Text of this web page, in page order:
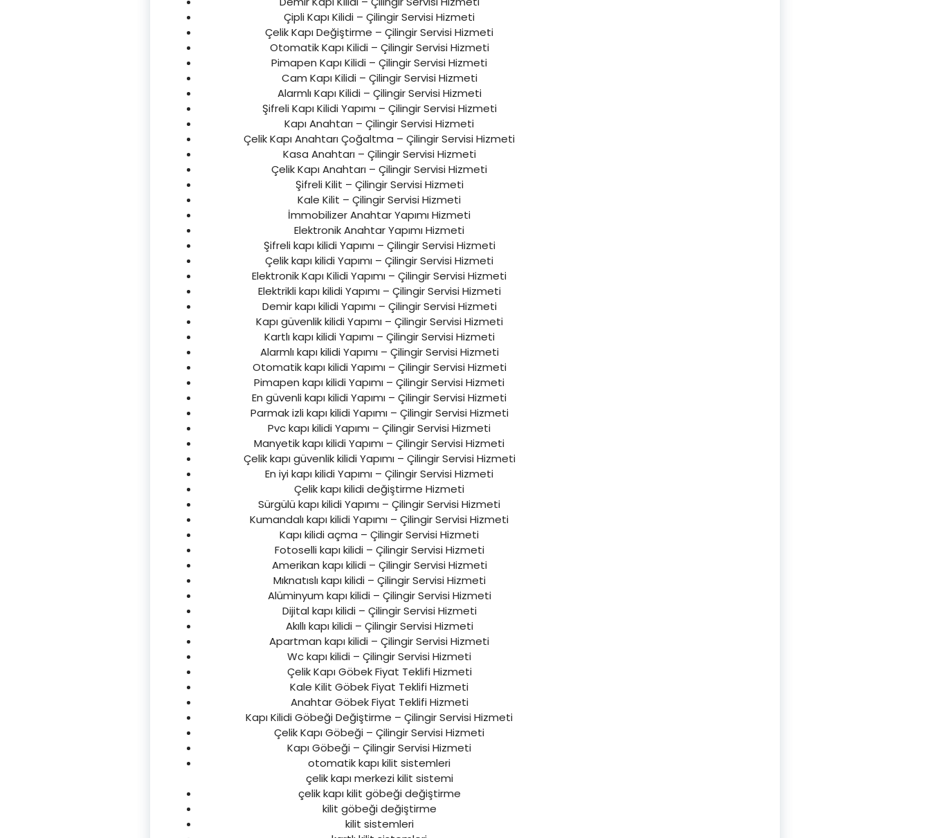
Çipli Kapı Kilidi – Çilingir Servisi Hizmeti
Çelik Kapı Değiştirme – Çilingir Servisi Hizmeti
Otomatik Kapı Kilidi – Çilingir Servisi Hizmeti
Pimapen Kapı Kilidi – Çilingir Servisi Hizmeti
Cam Kapı Kilidi – Çilingir Servisi Hizmeti
Alarmlı Kapı Kilidi – Çilingir Servisi Hizmeti
Şifreli Kapı Kilidi Yapımı – Çilingir Servisi Hizmeti
Kapı Anahtarı – Çilingir Servisi Hizmeti
Çelik Kapı Anahtarı Çoğaltma – Çilingir Servisi Hizmeti
Kasa Anahtarı – Çilingir Servisi Hizmeti
Çelik Kapı Anahtarı – Çilingir Servisi Hizmeti
Şifreli Kilit – Çilingir Servisi Hizmeti
Kale Kilit – Çilingir Servisi Hizmeti
İmmobilizer Anahtar Yapımı Hizmeti
Elektronik Anahtar Yapımı Hizmeti
Şifreli kapı kilidi Yapımı – Çilingir Servisi Hizmeti
Çelik kapı kilidi Yapımı – Çilingir Servisi Hizmeti
Elektronik Kapı Kilidi Yapımı – Çilingir Servisi Hizmeti
Elektrikli kapı kilidi Yapımı – Çilingir Servisi Hizmeti
Demir kapı kilidi Yapımı – Çilingir Servisi Hizmeti
Kapı güvenlik kilidi Yapımı – Çilingir Servisi Hizmeti
Kartlı kapı kilidi Yapımı – Çilingir Servisi Hizmeti
Alarmlı kapı kilidi Yapımı – Çilingir Servisi Hizmeti
Otomatik kapı kilidi Yapımı – Çilingir Servisi Hizmeti
Pimapen kapı kilidi Yapımı – Çilingir Servisi Hizmeti
En güvenli kapı kilidi Yapımı – Çilingir Servisi Hizmeti
Parmak izli kapı kilidi Yapımı – Çilingir Servisi Hizmeti
Pvc kapı kilidi Yapımı – Çilingir Servisi Hizmeti
Manyetik kapı kilidi Yapımı – Çilingir Servisi Hizmeti
Çelik kapı güvenlik kilidi Yapımı – Çilingir Servisi Hizmeti
En iyi kapı kilidi Yapımı – Çilingir Servisi Hizmeti
Çelik kapı kilidi değiştirme Hizmeti
Sürgülü kapı kilidi Yapımı – Çilingir Servisi Hizmeti
Kumandalı kapı kilidi Yapımı – Çilingir Servisi Hizmeti
Kapı kilidi açma – Çilingir Servisi Hizmeti
Fotoselli kapı kilidi – Çilingir Servisi Hizmeti
Amerikan kapı kilidi – Çilingir Servisi Hizmeti
Mıknatıslı kapı kilidi – Çilingir Servisi Hizmeti
Alüminyum kapı kilidi – Çilingir Servisi Hizmeti
Dijital kapı kilidi – Çilingir Servisi Hizmeti
Akıllı kapı kilidi – Çilingir Servisi Hizmeti
Apartman kapı kilidi – Çilingir Servisi Hizmeti
Wc kapı kilidi – Çilingir Servisi Hizmeti
Çelik Kapı Göbek Fiyat Teklifi Hizmeti
Kale Kilit Göbek Fiyat Teklifi Hizmeti
Anahtar Göbek Fiyat Teklifi Hizmeti
Kapı Kilidi Göbeği Değiştirme – Çilingir Servisi Hizmeti
Çelik Kapı Göbeği – Çilingir Servisi Hizmeti
Kapı Göbeği – Çilingir Servisi Hizmeti
otomatik kapı kilit sistemleri
çelik kapı merkezi kilit sistemi
çelik kapı kilit göbeği değiştirme
kilit göbeği değiştirme
kilit sistemleri